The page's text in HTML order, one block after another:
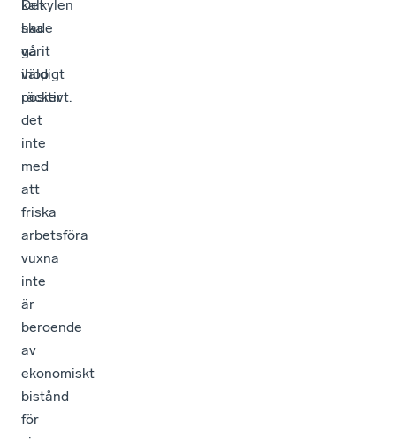
Det
hade
varit
väldigt
positivt.
kalkylen
ska
gå
ihop
räcker
det
inte
med
att
friska
arbetsföra
vuxna
inte
är
beroende
av
ekonomiskt
bistånd
för